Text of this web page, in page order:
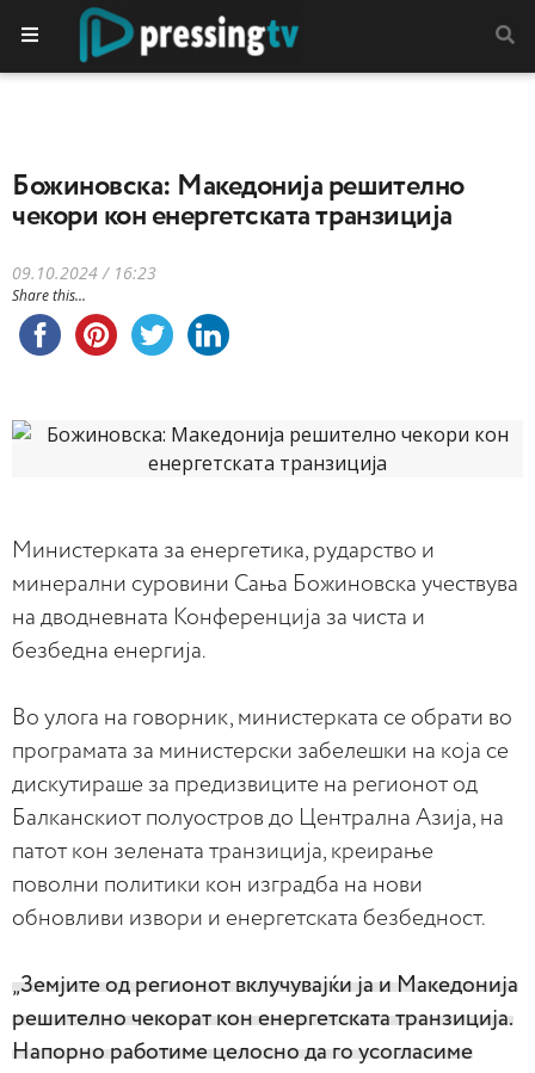
Божиновска: Македонија решително
чекори кон енергетската транзиција
09.10.2024 / 16:23
Share this...
Министерката за енергетика, рударство и
минерални суровини Сања Божиновска учествува
на дводневната Конференција за чиста и
безбедна енергија.
Во улога на говорник, министерката се обрати во
програмата за министерски забелешки на која се
дискутираше за предизвиците на регионот од
Балканскиот полуостров до Централна Азија, на
патот кон зелената транзиција, креирање
поволни политики кон изградба на нови
обновливи извори и енергетската безбедност.
„Земјите од регионот вклучувајќи ја и Македонија
решително чекорат кон енергетската транзиција.
Напорно работиме целосно да го усогласиме